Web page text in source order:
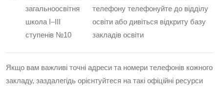
загальноосвітня
школа I–III
ступенів №10
телефону телефонуйте до відділу
освіти або дивіться відкриту базу
закладів освіти
Якщо вам важливі точні адреси та номери телефонів кожного
закладу, заздалегідь орієнтуйтеся на такі офіційні ресурси